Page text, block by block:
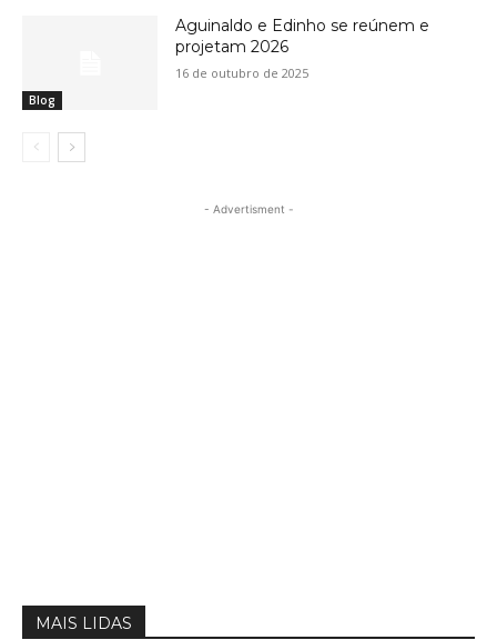
Blog
Aguinaldo e Edinho se reúnem e
projetam 2026
16 de outubro de 2025
- Advertisment -
MAIS LIDAS